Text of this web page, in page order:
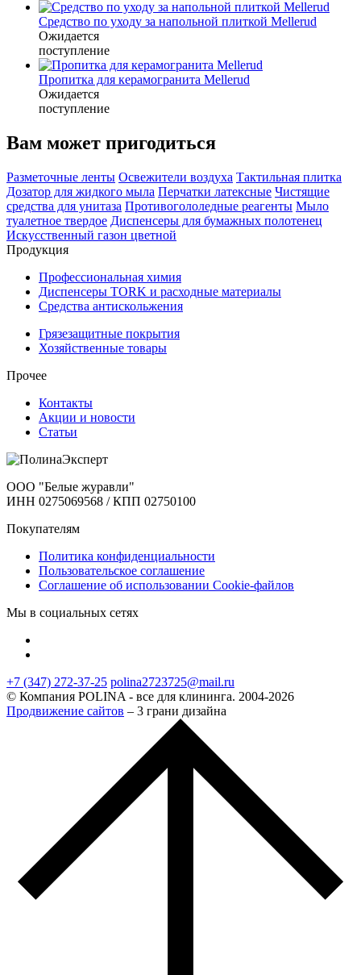
Средство по уходу за напольной плиткой Mellerud
Ожидается
поступление
Пропитка для керамогранита Mellerud
Ожидается
поступление
Вам может пригодиться
Разметочные ленты Освежители воздуха Тактильная плитка
Дозатор для жидкого мыла Перчатки латексные Чистящие
средства для унитаза Противогололедные реагенты Мыло
туалетное твердое Диспенсеры для бумажных полотенец
Искусственный газон цветной
Продукция
Профессиональная химия
Диспенсеры TORK и расходные материалы
Cредства антискольжения
Грязезащитные покрытия
Хозяйственные товары
Прочее
Контакты
Акции и новости
Статьи
ООО "Белые журавли"
ИНН 0275069568 / КПП 02750100
Покупателям
Политика конфиденциальности
Пользовательское соглашение
Соглашение об использовании Cookie-файлов
Мы в социальных сетях
+7 (347) 272-37-25 polina2723725@mail.ru
© Компания POLINA - все для клининга. 2004-2026
Продвижение сайтов – 3 грани дизайна